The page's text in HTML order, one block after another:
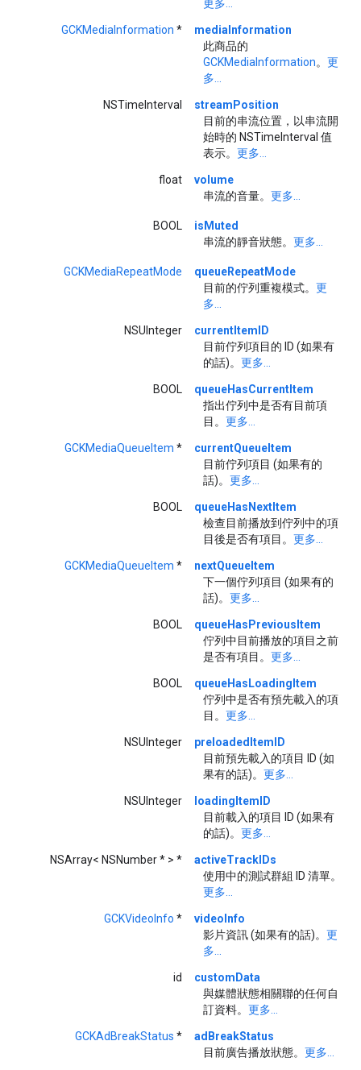
更多...
GCKMediaInformation *
mediaInformation
此商品的
GCKMediaInformation。 更
多...
NSTimeInterval
streamPosition
目前的串流位置，以串流開
始時的 NSTimeInterval 值
表示。 更多...
float
volume
串流的音量。 更多...
BOOL
isMuted
串流的靜音狀態。 更多...
GCKMediaRepeatMode
queueRepeatMode
目前的佇列重複模式。 更
多...
NSUInteger
currentItemID
目前佇列項目的 ID (如果有
的話)。 更多...
BOOL
queueHasCurrentItem
指出佇列中是否有目前項
目。 更多...
GCKMediaQueueItem *
currentQueueItem
目前佇列項目 (如果有的
話)。 更多...
BOOL
queueHasNextItem
檢查目前播放到佇列中的項
目後是否有項目。 更多...
GCKMediaQueueItem *
nextQueueItem
下一個佇列項目 (如果有的
話)。 更多...
BOOL
queueHasPreviousItem
佇列中目前播放的項目之前
是否有項目。 更多...
BOOL
queueHasLoadingItem
佇列中是否有預先載入的項
目。 更多...
NSUInteger
preloadedItemID
目前預先載入的項目 ID (如
果有的話)。 更多...
NSUInteger
loadingItemID
目前載入的項目 ID (如果有
的話)。 更多...
NSArray< NSNumber * > *
activeTrackIDs
使用中的測試群組 ID 清單。
更多...
GCKVideoInfo *
videoInfo
影片資訊 (如果有的話)。 更
多...
id
customData
與媒體狀態相關聯的任何自
訂資料。 更多...
GCKAdBreakStatus *
adBreakStatus
目前廣告播放狀態。 更多...